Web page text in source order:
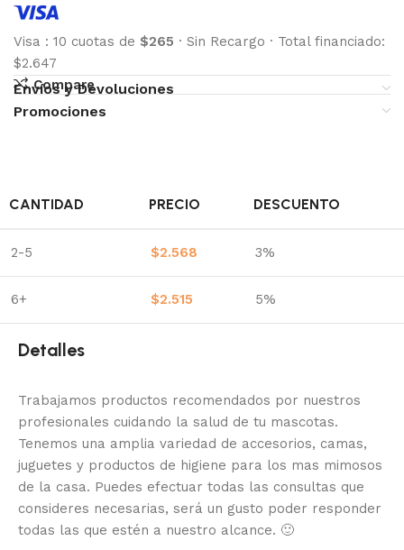
Visa : 10 cuotas de $265 · Sin Recargo · Total financiado:
$2.647
Compare
Envíos y Devoluciones
Promociones
CANTIDAD PRECIO DESCUENTO
2-5 $2.568 3%
6+ $2.515 5%
Detalles
Trabajamos productos recomendados por nuestros
profesionales cuidando la salud de tu mascotas.
Tenemos una amplia variedad de accesorios, camas,
juguetes y productos de higiene para los mas mimosos
de la casa. Puedes efectuar todas las consultas que
consideres necesarias, será un gusto poder responder
todas las que estén a nuestro alcance. 🙂